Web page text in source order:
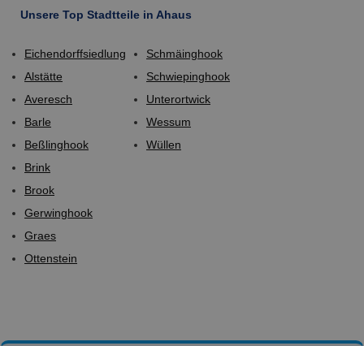
Unsere Top Stadtteile in Ahaus
Eichendorffsiedlung
Alstätte
Averesch
Barle
Beßlinghook
Brink
Brook
Gerwinghook
Graes
Ottenstein
Schmäinghook
Schwiepinghook
Unterortwick
Wessum
Wüllen